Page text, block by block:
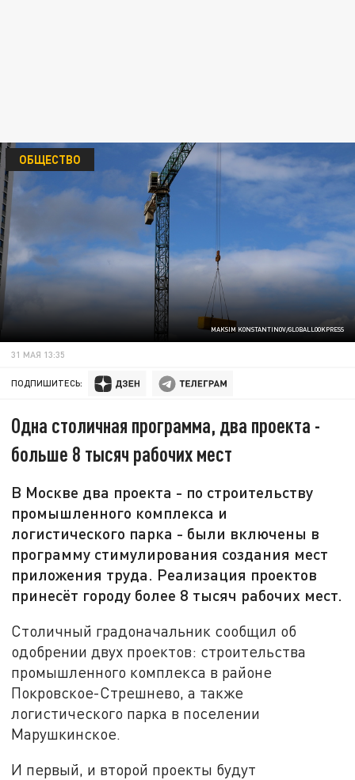
MAKSIM KONSTANTINOV/GLOBALLOOKPRESS
ОБЩЕСТВО
31 МАЯ 13:35
ПОДПИШИТЕСЬ:
Одна столичная программа, два проекта -
больше 8 тысяч рабочих мест
В Москве два проекта - по строительству
промышленного комплекса и
логистического парка - были включены в
программу стимулирования создания мест
приложения труда. Реализация проектов
принесёт городу более 8 тысяч рабочих мест.
Столичный градоначальник сообщил об
одобрении двух проектов: строительства
промышленного комплекса в районе
Покровское-Стрешнево, а также
логистического парка в поселении
Марушкинское.
И первый, и второй проекты будут